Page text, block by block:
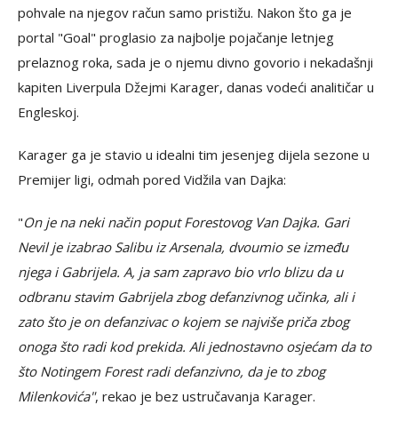
pohvale na njegov račun samo pristižu. Nakon što ga je
portal "Goal" proglasio za najbolje pojačanje letnjeg
prelaznog roka, sada je o njemu divno govorio i nekadašnji
kapiten Liverpula Džejmi Karager, danas vodeći analitičar u
Engleskoj.
Karager ga je stavio u idealni tim jesenjeg dijela sezone u
Premijer ligi, odmah pored Vidžila van Dajka:
"On je na neki način poput Forestovog Van Dajka. Gari
Nevil je izabrao Salibu iz Arsenala, dvoumio se između
njega i Gabrijela. A, ja sam zapravo bio vrlo blizu da u
odbranu stavim Gabrijela zbog defanzivnog učinka, ali i
zato što je on defanzivac o kojem se najviše priča zbog
onoga što radi kod prekida. Ali jednostavno osjećam da to
što Notingem Forest radi defanzivno, da je to zbog
Milenkovića", rekao je bez ustručavanja Karager.